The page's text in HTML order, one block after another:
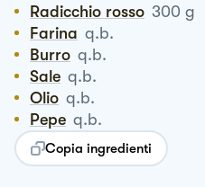
Radicchio rosso 300 g
Farina q.b.
Burro q.b.
Sale q.b.
Olio q.b.
Pepe q.b.
Copia ingredienti